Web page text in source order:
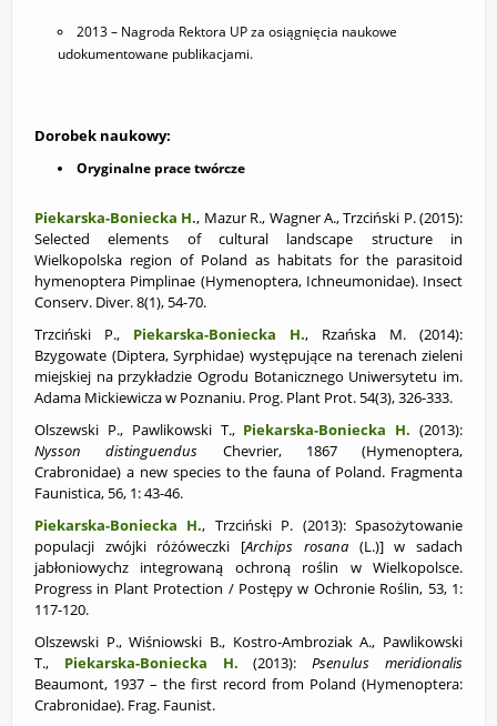
2013 – Nagroda Rektora UP za osiągnięcia naukowe
udokumentowane publikacjami.
Dorobek naukowy:
Oryginalne prace twórcze
Piekarska-Boniecka H., Mazur R., Wagner A.,Trzciński P.(2015):
Selected elements of cultural landscape structure in
Wielkopolska region of Poland as habitats for the parasitoid
hymenoptera Pimplinae (Hymenoptera, Ichneumonidae). Insect
Conserv. Diver.8(1), 54-70.
Trzciński P.,
Piekarska-Boniecka H., Rzańska M. (2014):
Bzygowate (Diptera, Syrphidae) występujące na terenach zieleni
miejskiej na przykładzie Ogrodu Botanicznego Uniwersytetu im.
Adama Mickiewicza w Poznaniu. Prog. Plant Prot. 54(3), 326-333.
Olszewski P., Pawlikowski T., Piekarska-Boniecka H.(2013):
Nysson distinguendus Chevrier, 1867 (Hymenoptera,
Crabronidae) a new species to the fauna of Poland. Fragmenta
Faunistica, 56, 1: 43-46.
Piekarska-Boniecka H., Trzciński P. (2013): Spasożytowanie
populacji zwójki różóweczki [Archips rosana(L.)] w sadach
jabłoniowychz integrowaną ochroną roślin w Wielkopolsce.
Progress in Plant Protection / Postępy w Ochronie Roślin, 53, 1:
117-120.
Olszewski P., Wiśniowski B., Kostro-Ambroziak A., Pawlikowski
T., Piekarska-Boniecka H. (2013):Psenulus meridionalis
Beaumont, 1937 – the first record from Poland (Hymenoptera:
Crabronidae). Frag. Faunist.